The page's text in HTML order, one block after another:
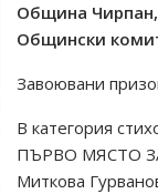
Община Чирпан,
Общински
Завоювани
В категория
ПЪРВО МЯСТО
Миткова